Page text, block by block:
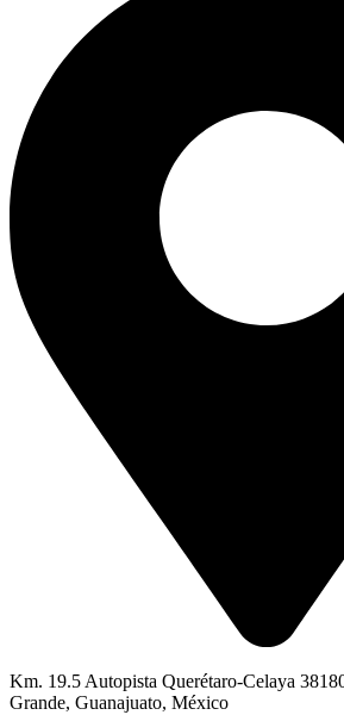
Km. 19.5 Autopista Querétaro-Celaya
Grande, Guanajuato, México